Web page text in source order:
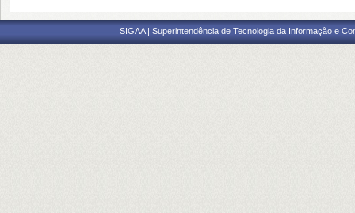
SIGAA | Superintendência de Tecnologia da Informação e